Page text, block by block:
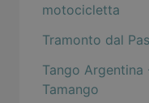
motocicletta
Tramonto dal
Tango
Tamango